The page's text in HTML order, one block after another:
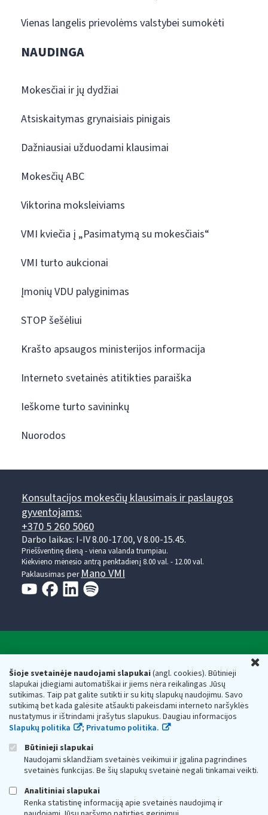
Šioje svetainėje naudojami slapukai(angl. cookies). Būtinieji
slapukai įdiegiami automatiškai ir jiems nėra reikalingas Jūsų
sutikimas. Taip pat galite sutikti ir su kitų slapukų naudojimu. Savo
sutikimą bet kada galėsite atšaukti pakeisdami interneto naršyklės
nustatymus ir ištrindami įrašytus slapukus. Daugiau informacijos
Slapukų politika
; Privatumo politika.
Būtinieji slapukai
Naudojami sklandžiam svetainės veikimui ir įgalina pagrindines
svetainės funkcijas. Be šių slapukų svetainė negali tinkamai veikti.
Analitiniai slapukai
Renka statistinę informaciją apie svetainės naudojimą ir
Vienas langelis prievolėms valstybei sumokėti
NAUDINGA
Mokesčiai ir jų dydžiai
Atsiskaitymas grynaisiais pinigais
Dažniausiai užduodami klausimai
Mokesčių ABC
Viktorina moksleiviams
VMI kviečia į „Pasimatymą su mokesčiais“
VMI turto aukcionai
Įmonių VDU palyginimas
STOP šešėliui
Krašto apsaugos ministerijos informacija
Interneto svetainės atitikties paraiška
Ieškome turto savininkų
Nuorodos
Konsultacijos mokesčių klausimais ir paslaugos
gyventojams:
+370 5 260 5060
Darbo laikas: I-IV 8.00-17.00, V 8.00-15.45.
Prieššventinę dieną - viena valanda trumpiau.
Kiekvieno mėnesio antrą penktadienį 8.00 val. - 12.00 val.
Paklausimas per Mano VMI
Respublikos finansų ministerijos
Biudžetinė įstaiga. Juridinio asmens kodas — 188659752,
adresas: Vasario 16-osios g. 14, 01107 Vilnius, Lietuva, el.paštas:
vmi@vmi.lt, E. pristatymo dėžutės adresas 188659752
Duomenys apie Valstybinę mokesčių inspekciją prie Lietuvos
Respublikos finansų ministerijos kaupiami ir saugomi Juridinių